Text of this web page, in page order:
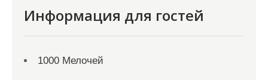
Информация для гостей
1000 Мелочей